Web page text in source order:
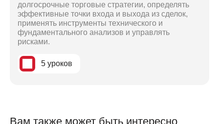
долгосрочные торговые стратегии, определять
эффективные точки входа и выхода из сделок,
применять инструменты технического и
фундаментального анализов и управлять
рисками.
5 уроков
Вам также может быть интересно